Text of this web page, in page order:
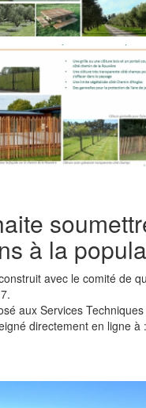
à la
avec le comité de
aux Services
directement en ligne à :